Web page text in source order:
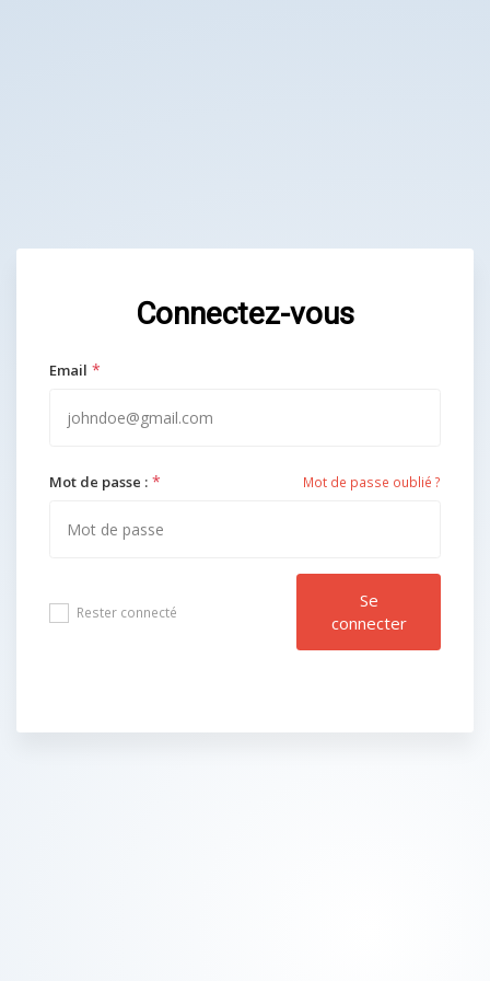
Connectez-vous
Email *
Mot de passe : * Mot de passe oublié ?
Rester connecté
Se
connecter